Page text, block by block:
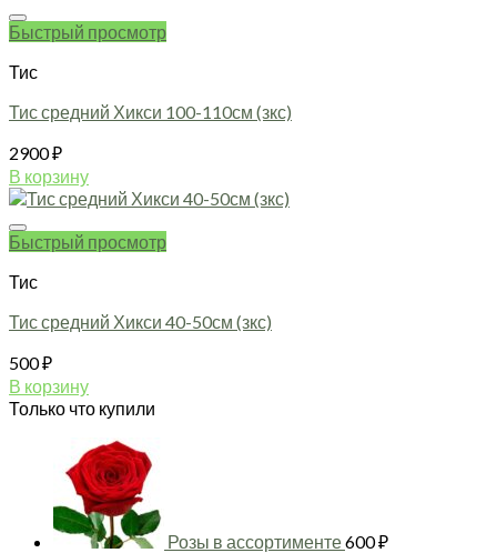
Быстрый просмотр
Тис
Тис средний Хикси 100-110см (зкс)
2900₽
В корзину
Быстрый просмотр
Тис
Тис средний Хикси 40-50см (зкс)
500₽
В корзину
Только что купили
Розы в ассортименте600₽